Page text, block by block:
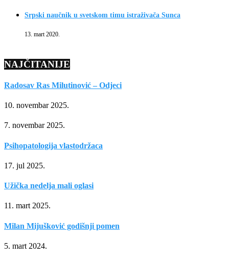
Srpski naučnik u svetskom timu istraživača Sunca
13. mart 2020.
NAJČITANIJE
Radosav Ras Milutinović – Odjeci
10. novembar 2025.
7. novembar 2025.
Psihopatologija vlastodržaca
17. jul 2025.
Užička nedelja mali oglasi
11. mart 2025.
Milan Mijušković godišnji pomen
5. mart 2024.